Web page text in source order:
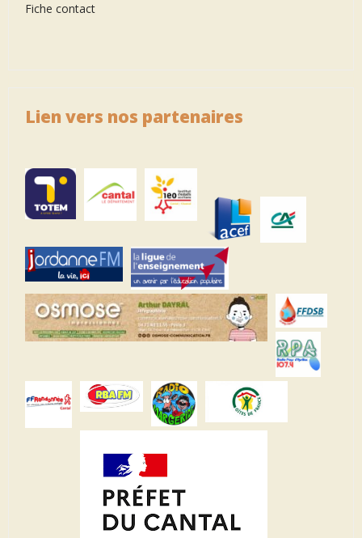
Fiche contact
Lien vers nos partenaires